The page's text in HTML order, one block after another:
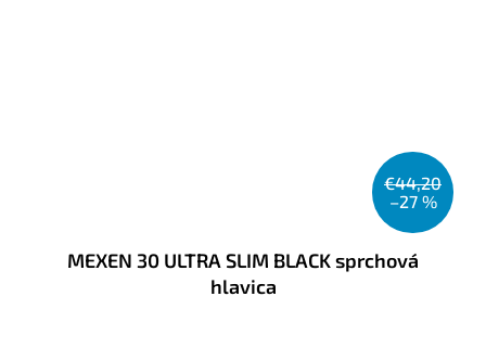
€44,20
–27 %
MEXEN 30 ULTRA SLIM BLACK sprchová
hlavica